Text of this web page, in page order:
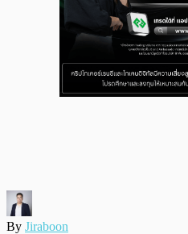
By Jiraboon